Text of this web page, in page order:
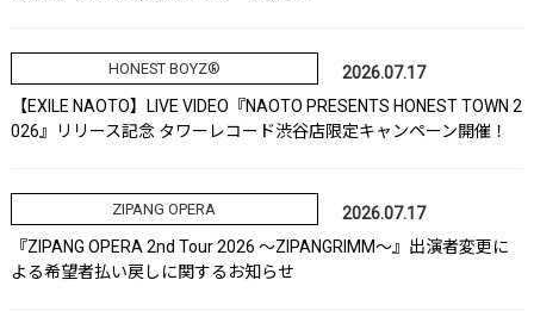
HONEST BOYZ®
2026.07.17
【EXILE NAOTO】LIVE VIDEO『NAOTO PRESENTS HONEST TOWN 2
026』リリース記念 タワーレコード渋谷店限定キャンペーン開催！
ZIPANG OPERA
2026.07.17
『ZIPANG OPERA 2nd Tour 2026 ～ZIPANGRIMM～』出演者変更に
よる希望者払い戻しに関するお知らせ